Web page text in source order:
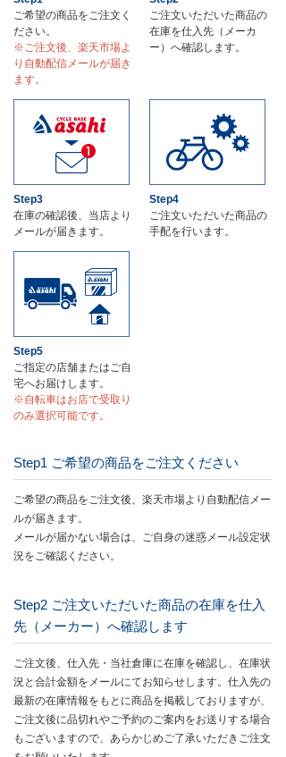
ご希望の商品をご注文く
ださい。
※ご注文後、楽天市場よ
り自動配信メールが届き
ます。
ご注⽂いただいた商品の
在庫を仕入先（メーカ
ー）へ確認します。
Step3
在庫の確認後、当店より
メールが届きます。
Step4
ご注文いただいた商品の
手配を行います。
Step5
ご指定の店舗またはご自
宅へお届けします。
※自転車はお店で受取り
のみ選択可能です。
Step1 ご希望の商品をご注⽂ください
ご希望の商品をご注文後、楽天市場より自動配信メー
ルが届きます。
メールが届かない場合は、ご自身の迷惑メール設定状
況をご確認ください。
Step2 ご注⽂いただいた商品の在庫を仕入
先（メーカー）へ確認します
ご注文後、仕入先・当社倉庫に在庫を確認し、在庫状
況と合計金額をメールにてお知らせします。仕入先の
最新の在庫情報をもとに商品を掲載しておりますが、
ご注文後に品切れやご予約のご案内をお送りする場合
もございますので、あらかじめご了承いただきご注文